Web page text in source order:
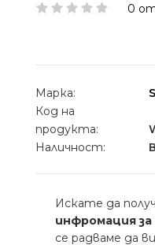
0
Марка:
Код на
продукта:
Наличност:
Искате да
инфромация
се радваме да